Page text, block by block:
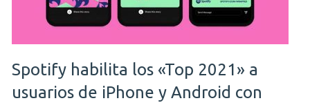
Spotify habilita los «Top 2021» a
usuarios de iPhone y Android con